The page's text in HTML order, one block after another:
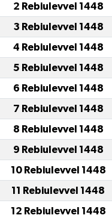
2 Rebiulevvel 1448
3 Rebiulevvel 1448
4 Rebiulevvel 1448
5 Rebiulevvel 1448
6 Rebiulevvel 1448
7 Rebiulevvel 1448
8 Rebiulevvel 1448
9 Rebiulevvel 1448
10 Rebiulevvel 1448
11 Rebiulevvel 1448
12 Rebiulevvel 1448